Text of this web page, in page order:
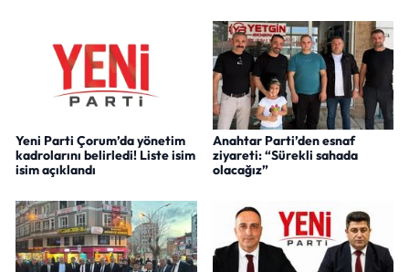
Yeni Parti Çorum’da yönetim
kadrolarını belirledi! Liste isim
isim açıklandı
Anahtar Parti’den esnaf
ziyareti: “Sürekli sahada
olacağız”